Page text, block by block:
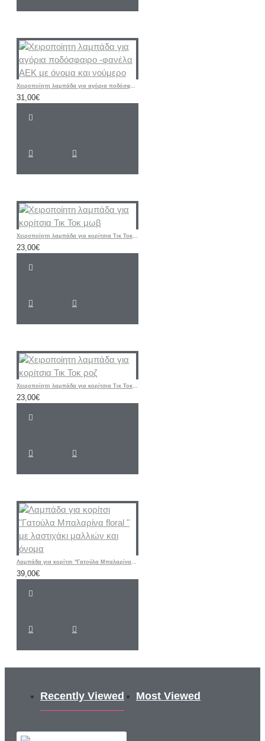
Χειροποίητη λαμπάδα για αγόρια ποδόσφαιρο -φανέλα ΑΕΚ με όνομα και νούμερο
31,00€
Χειροποίητη λαμπάδα για κορίτσια Τικ Τοκ μωβ
23,00€
Χειροποίητη λαμπάδα για κορίτσια Τικ Τοκ ροζ
23,00€
Λαμπάδα για κορίτσι "Γατούλα Μπαλαρίνα floral " με λαστιχάκι μαλλιών και όνομα
39,00€
Recently Viewed Most Viewed